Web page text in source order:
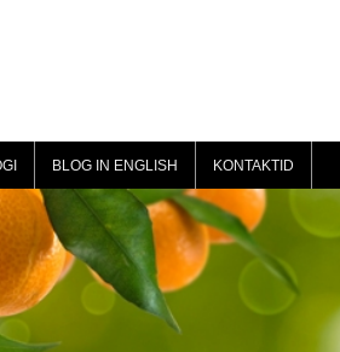
BLOG IN ENGLISH KONTAKTID